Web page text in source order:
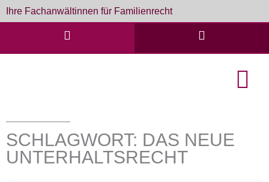
Zum
Inhalt
Ihre Fachanwältinnen für Familienrecht
SCHLAGWORT: DAS NEUE
UNTERHALTSRECHT